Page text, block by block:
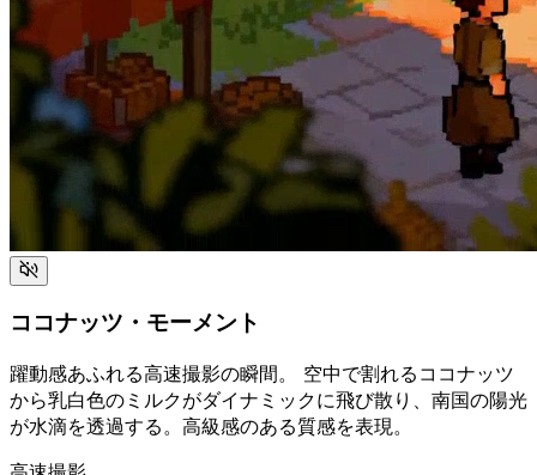
ココナッツ・モーメント
躍動感あふれる高速撮影の瞬間。 空中で割れるココナッツ
から乳白色のミルクがダイナミックに飛び散り、南国の陽光
が水滴を透過する。高級感のある質感を表現。